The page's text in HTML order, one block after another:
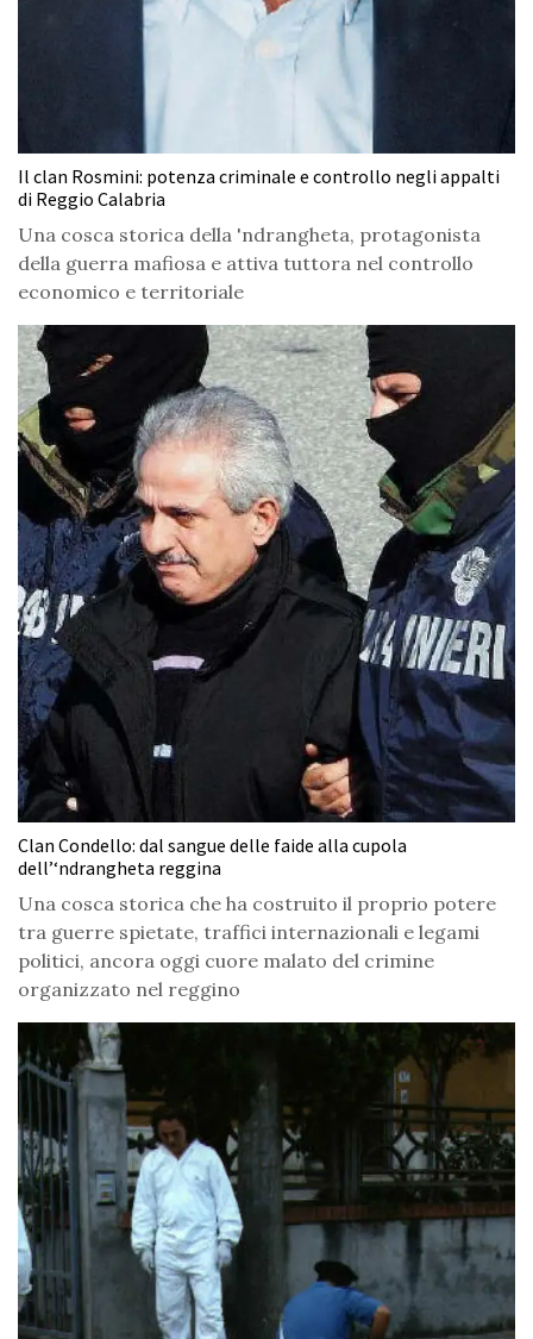
Il clan Rosmini: potenza criminale e controllo negli appalti
di Reggio Calabria
Una cosca storica della 'ndrangheta, protagonista
della guerra mafiosa e attiva tuttora nel controllo
economico e territoriale
Clan Condello: dal sangue delle faide alla cupola
dell’‘ndrangheta reggina
Una cosca storica che ha costruito il proprio potere
tra guerre spietate, traffici internazionali e legami
politici, ancora oggi cuore malato del crimine
organizzato nel reggino